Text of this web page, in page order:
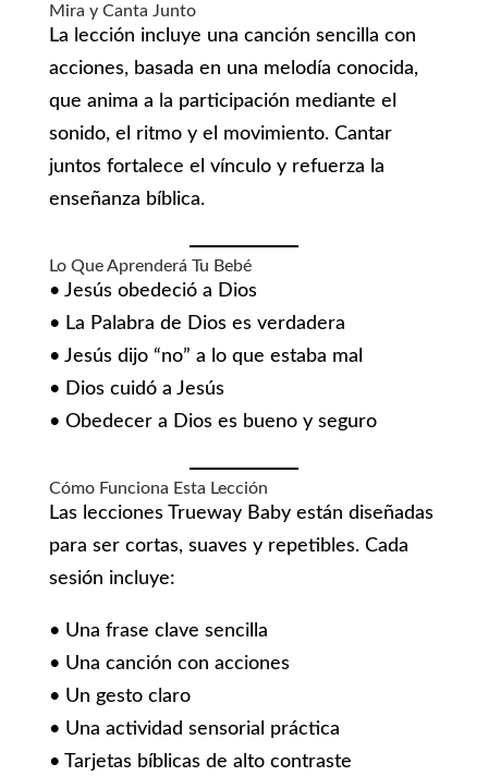
Mira y Canta Junto
La lección incluye una canción sencilla con
acciones, basada en una melodía conocida,
que anima a la participación mediante el
sonido, el ritmo y el movimiento. Cantar
juntos fortalece el vínculo y refuerza la
enseñanza bíblica.
Lo Que Aprenderá Tu Bebé
• Jesús obedeció a Dios
• La Palabra de Dios es verdadera
• Jesús dijo “no” a lo que estaba mal
• Dios cuidó a Jesús
• Obedecer a Dios es bueno y seguro
Cómo Funciona Esta Lección
Las lecciones Trueway Baby están diseñadas
para ser cortas, suaves y repetibles. Cada
sesión incluye:
• Una frase clave sencilla
• Una canción con acciones
• Un gesto claro
• Una actividad sensorial práctica
• Tarjetas bíblicas de alto contraste